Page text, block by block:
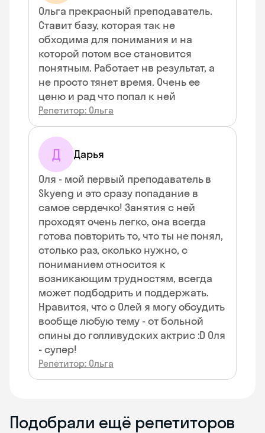
Ольга прекрасный преподаватель.
Ставит базу, которая так не
обходима для понимания и на
которой потом все становится
понятным. Работает нв результат, а
не просто тянет время. Очень ее
ценю и рад что попал к ней
Репетитор: Ольга
Д
Дарья
Оля - мой первый преподаватель в
Skyeng и это сразу попадание в
самое сердечко! Занятия с ней
проходят очень легко, она всегда
готова повторить то, что ты не понял,
столько раз, сколько нужно, с
пониманием относится к
возникающим трудностям, всегда
может подбодрить и поддержать.
Нравится, что с Олей я могу обсудить
вообще любую тему - от больной
спины до голливудских актрис :D Оля
- супер!
Репетитор: Ольга
Подобрали ещё репетиторов